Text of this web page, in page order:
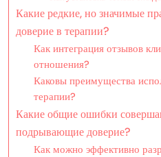
Какие редкие, но значимые
доверие в терапии?
Как интеграция отзывов
отношения?
Каковы преимущества
терапии?
Какие общие ошибки
подрывающие доверие?
Как можно эффективно